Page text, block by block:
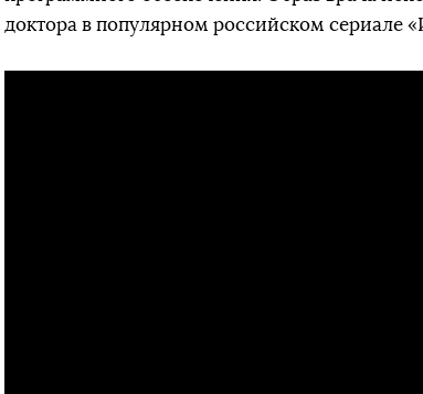
доктора в популярном российском сериале